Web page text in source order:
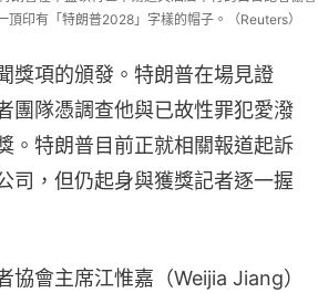
頂印有「特朗普2028」字樣的帽子。（Reuters）
獎項的頒發。特朗普在場見證
團隊憑調查他與已故性罪犯愛潑
。特朗普目前正就相關報道起訴
司，但仍起身與獲獎記者逐一握
協會主席江惟嘉（Weijia Jiang）